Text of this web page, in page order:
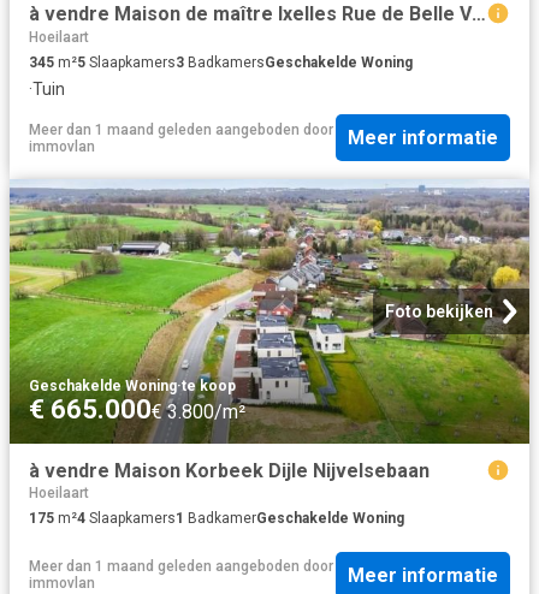
à vendre Maison de maître Ixelles Rue de Belle Vue
Hoeilaart
345 m²5 Slaapkamers3 BadkamersGeschakelde Woning
·Tuin
Meer dan 1 maand geleden aangeboden door
immovlan
Meer informatie
Foto bekijken
Geschakelde Woning·te koop
€ 665.000€ 3.800/m²
à vendre Maison Korbeek Dijle Nijvelsebaan
Hoeilaart
175 m²4 Slaapkamers1 BadkamerGeschakelde Woning
Meer dan 1 maand geleden aangeboden door
immovlan
Meer informatie